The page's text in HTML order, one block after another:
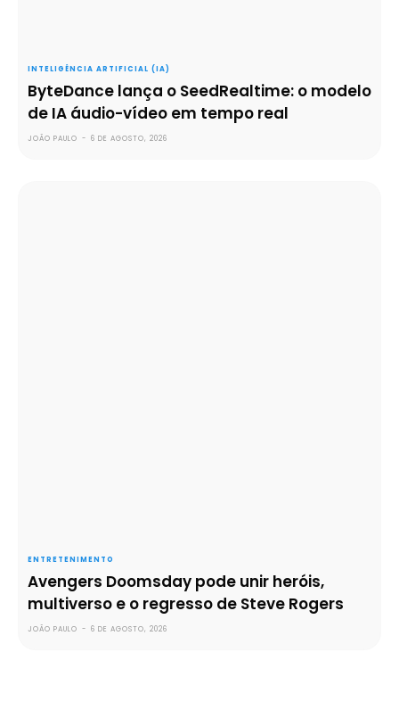
INTELIGÊNCIA ARTIFICIAL (IA)
ByteDance lança o SeedRealtime: o modelo
de IA áudio-vídeo em tempo real
JOÃO PAULO - 6 DE AGOSTO, 2026
ENTRETENIMENTO
Avengers Doomsday pode unir heróis,
multiverso e o regresso de Steve Rogers
JOÃO PAULO - 6 DE AGOSTO, 2026